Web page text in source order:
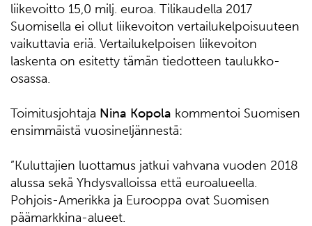
liikevoitto 15,0 milj. euroa. Tilikaudella 2017
Suomisella ei ollut liikevoiton vertailukelpoisuuteen
vaikuttavia eriä. Vertailukelpoisen liikevoiton
laskenta on esitetty tämän tiedotteen taulukko-
osassa.
Toimitusjohtaja Nina Kopola kommentoi Suomisen
ensimmäistä vuosineljännestä:
”Kuluttajien luottamus jatkui vahvana vuoden 2018
alussa sekä Yhdysvalloissa että euroalueella.
Pohjois-Amerikka ja Eurooppa ovat Suomisen
päämarkkina-alueet.